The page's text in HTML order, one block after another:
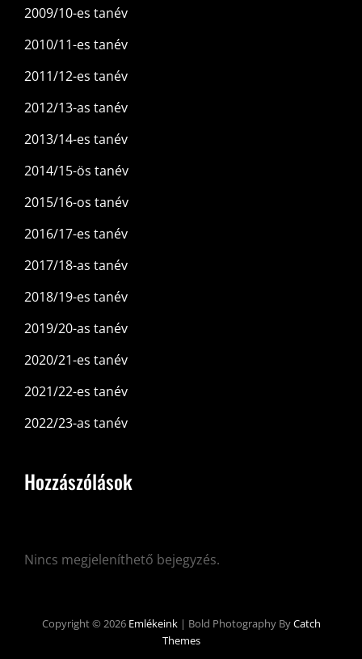
2009/10-es tanév
2010/11-es tanév
2011/12-es tanév
2012/13-as tanév
2013/14-es tanév
2014/15-ös tanév
2015/16-os tanév
2016/17-es tanév
2017/18-as tanév
2018/19-es tanév
2019/20-as tanév
2020/21-es tanév
2021/22-es tanév
2022/23-as tanév
Hozzászólások
Nincs megjeleníthető bejegyzés.
Copyright © 2026 Emlékeink | Bold Photography ByCatch
Themes